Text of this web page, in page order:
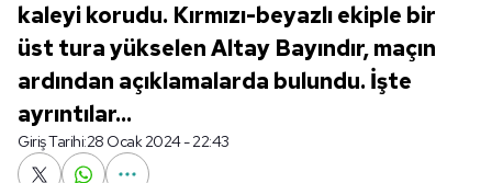
kaleyi korudu. Kırmızı-beyazlı ekiple bir
üst tura yükselen Altay Bayındır, maçın
ardından açıklamalarda bulundu. İşte
ayrıntılar...
Giriş Tarihi:28 Ocak 2024 - 22:43